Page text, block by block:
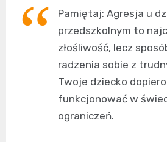
Pamiętaj: Agresja u
przedszkolnym to
złośliwość, lecz
radzenia sobie z
Twoje dziecko
funkcjonować w
ograniczeń.